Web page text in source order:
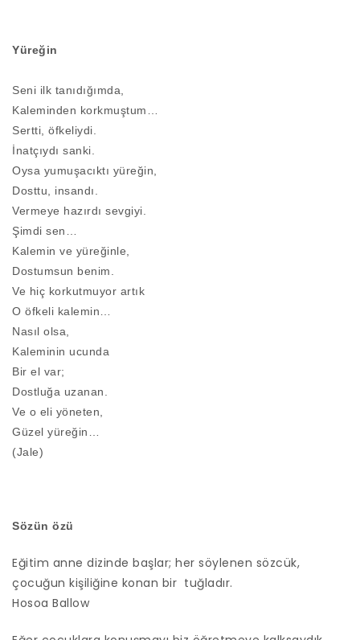
Yüreğin
Seni ilk tanıdığımda,
Kaleminden korkmuştum…
Sertti, öfkeliydi.
İnatçıydı sanki.
Oysa yumuşacıktı yüreğin,
Dosttu, insandı.
Vermeye hazırdı sevgiyi.
Şimdi sen…
Kalemin ve yüreğinle,
Dostumsun benim.
Ve hiç korkutmuyor artık
O öfkeli kalemin…
Nasıl olsa,
Kaleminin ucunda
Bir el var;
Dostluğa uzanan.
Ve o eli yöneten,
Güzel yüreğin…
(Jale)
Sözün özü
Eğitim anne dizinde başlar; her söylenen sözcük,
çocuğun kişiliğine konan bir tuğladır.
Hosoa Ballow